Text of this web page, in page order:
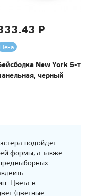
Р
Цена
New York 5-ти
черный
подойдет
формы, а также
Цвета в
(цветные